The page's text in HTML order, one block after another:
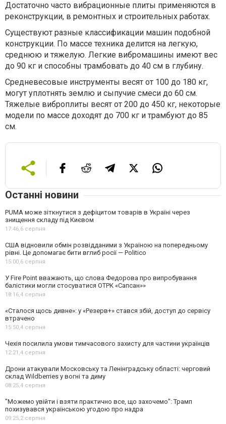
Достаточно часто вибрационные плиты применяются в
реконструкции, в ремонтных и строительных работах.
Существуют разные классификации машин подобной
конструкции. По массе техника делится на легкую,
среднюю и тяжелую. Легкие вибромашины имеют вес
до 90 кг и способны трамбовать до 40 см в глубину.
Средневесовые инструменты весят от 100 до 180 кг,
могут уплотнять землю и сыпучие смеси до 60 см.
Тяжелые виброплиты весят от 200 до 450 кг, некоторые
модели по массе доходят до 700 кг и трамбуют до 85
см.
Останні новини
PUMA може зіткнутися з дефіцитом товарів в Україні через
знищення складу під Києвом
17:46,6 серпня
США відновили обмін розвідданими з Україною на попередньому
рівні. Це допомагає бити вглиб росії — Politico
15:00,6 серпня
У Fire Point вважають, що слова Федорова про випробування
балістики могли стосуватися ОТРК «Сапсан»»
18:16,4 серпня
«Сталося щось дивне»: у «Резерв+» стався збій, доступ до сервісу
втрачено
15:50,4 серпня
Чехія посилила умови тимчасового захисту для частини українців
12:21,4 серпня
Дрони атакували Московську та Ленінградську області: черговий
склад Wildberries у вогні та диму
08:25,4 серпня
"Можемо увійти і взяти практично все, що захочемо": Трамп
похизувався українською угодою про надра
09:25,2 серпня